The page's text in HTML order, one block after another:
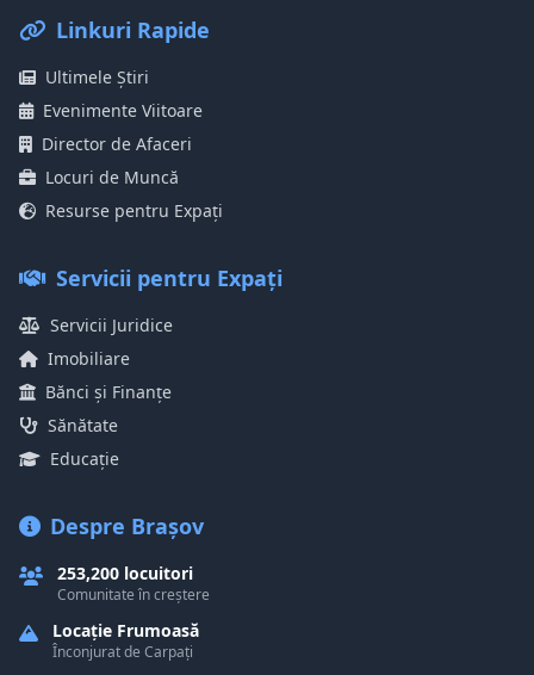
Linkuri Rapide
Ultimele Știri
Evenimente Viitoare
Director de Afaceri
Locuri de Muncă
Resurse pentru Expați
Servicii pentru Expați
Servicii Juridice
Imobiliare
Bănci și Finanțe
Sănătate
Educație
Despre Brașov
253,200 locuitori
Comunitate în creștere
Locație Frumoasă
Înconjurat de Carpați